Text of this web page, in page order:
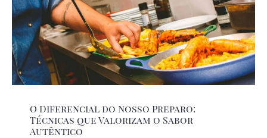
O Diferencial do Nosso Preparo:
Técnicas que Valorizam o Sabor
Autêntico